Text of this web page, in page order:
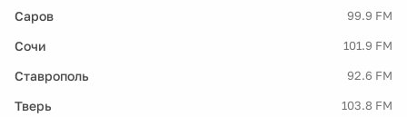
Саров 99.9 FM
Сочи 101.9 FM
Ставрополь 92.6 FM
Тверь 103.8 FM